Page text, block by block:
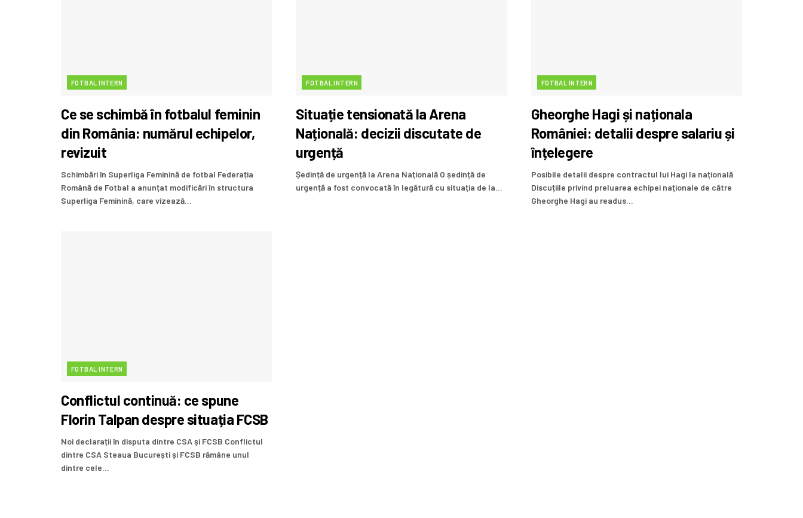
FOTBAL INTERN
Ce se schimbă în fotbalul feminin
din România: numărul echipelor,
revizuit
Schimbări în Superliga Feminină de fotbal Federația
Română de Fotbal a anunțat modificări în structura
Superliga Feminină, care vizează...
FOTBAL INTERN
Situație tensionată la Arena
Națională: decizii discutate de
urgență
Ședință de urgență la Arena Națională O ședință de
urgență a fost convocată în legătură cu situația de la...
FOTBAL INTERN
Gheorghe Hagi și naționala
României: detalii despre salariu și
înțelegere
Posibile detalii despre contractul lui Hagi la națională
Discuțiile privind preluarea echipei naționale de către
Gheorghe Hagi au readus...
FOTBAL INTERN
Conflictul continuă: ce spune
Florin Talpan despre situația FCSB
Noi declarații în disputa dintre CSA și FCSB Conflictul
dintre CSA Steaua București și FCSB rămâne unul
dintre cele...